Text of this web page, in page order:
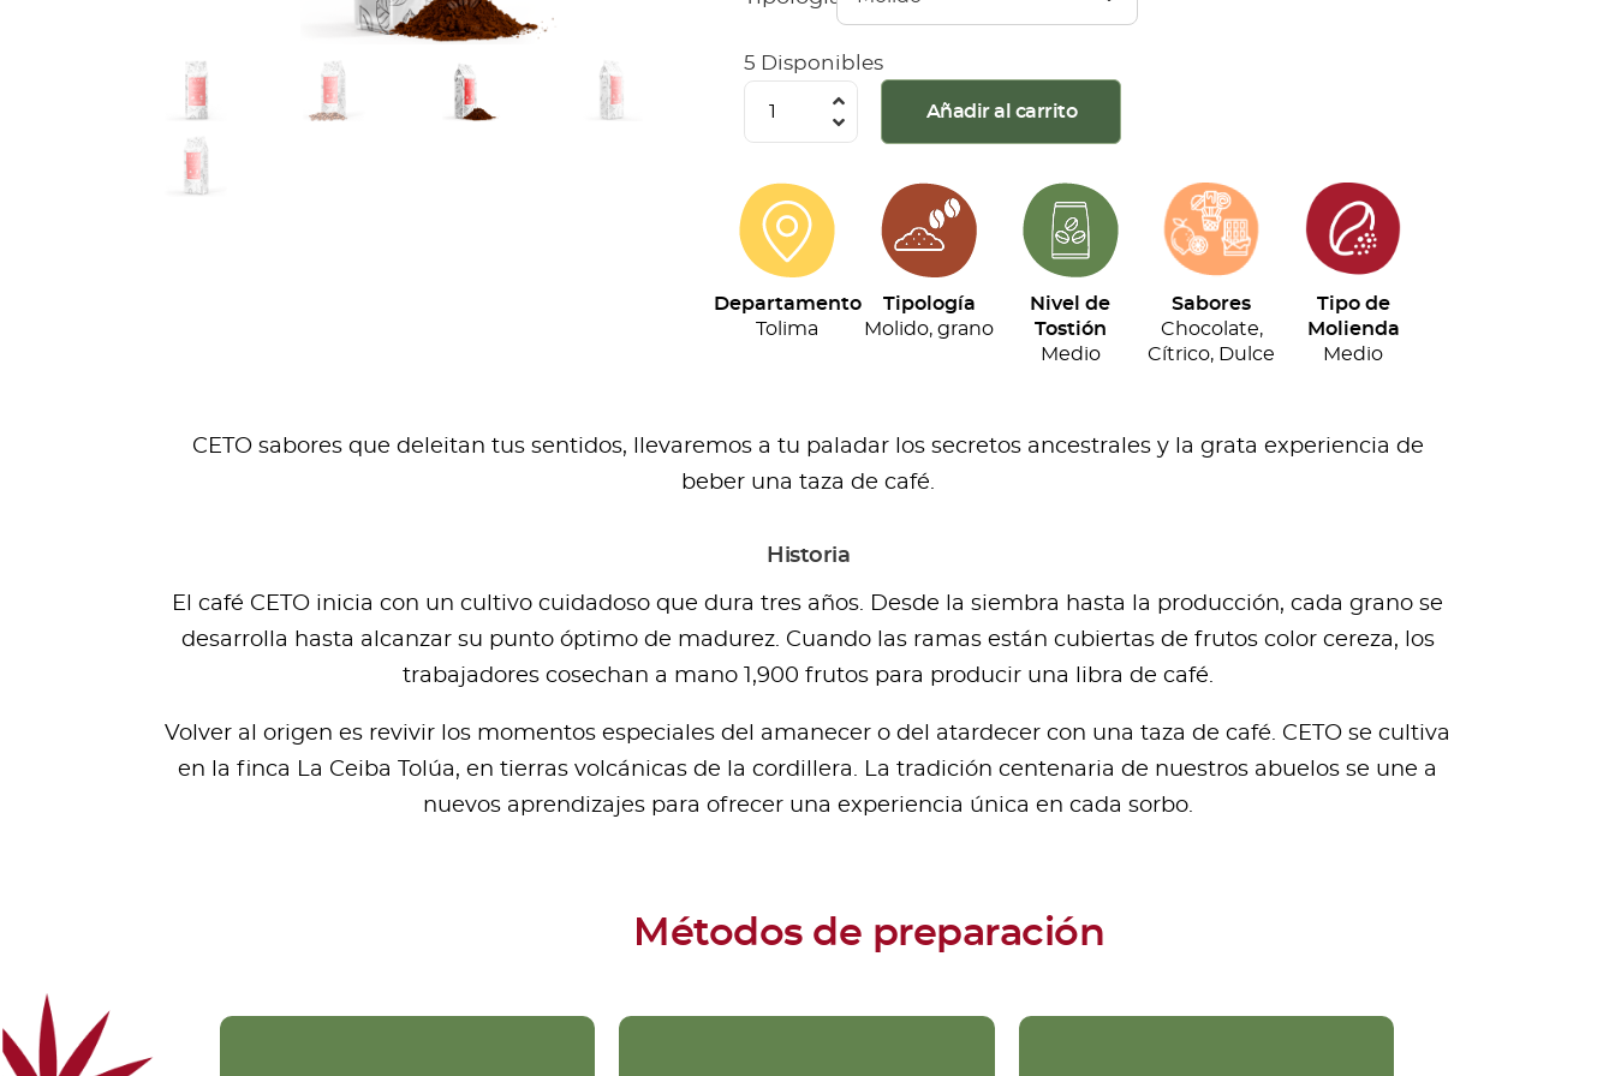
5 Disponibles
Café
Premium
(500g)
cantidad
Añadir al carrito
Departamento
Tolima
Tipología
Molido, grano
Nivel de
Tostión
Medio
Sabores
Chocolate,
Cítrico, Dulce
Tipo de
Molienda
Medio
CETO sabores que deleitan tus sentidos, llevaremos a tu paladar los secretos ancestrales y la grata experiencia de
beber una taza de café.
Historia
El café CETO inicia con un cultivo cuidadoso que dura tres años. Desde la siembra hasta la producción, cada grano se
desarrolla hasta alcanzar su punto óptimo de madurez. Cuando las ramas están cubiertas de frutos color cereza, los
trabajadores cosechan a mano 1,900 frutos para producir una libra de café.
Volver al origen es revivir los momentos especiales del amanecer o del atardecer con una taza de café. CETO se cultiva
en la finca La Ceiba Tolúa, en tierras volcánicas de la cordillera. La tradición centenaria de nuestros abuelos se une a
nuevos aprendizajes para ofrecer una experiencia única en cada sorbo.
Métodos de preparación